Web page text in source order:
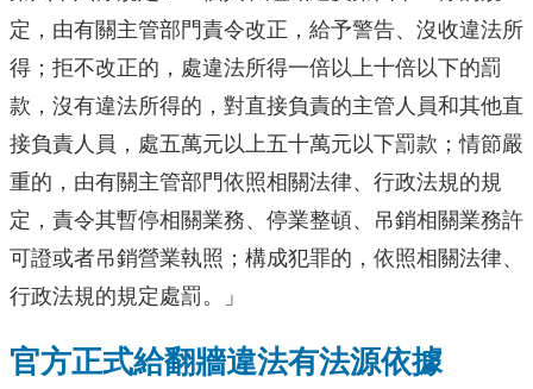
定，由有關主管部門責令改正，給予警告、沒收違法所
得；拒不改正的，處違法所得一倍以上十倍以下的罰
款，沒有違法所得的，對直接負責的主管人員和其他直
接負責人員，處五萬元以上五十萬元以下罰款；情節嚴
重的，由有關主管部門依照相關法律、行政法規的規
定，責令其暫停相關業務、停業整頓、吊銷相關業務許
可證或者吊銷營業執照；構成犯罪的，依照相關法律、
行政法規的規定處罰。」
官方正式給翻牆違法有法源依據